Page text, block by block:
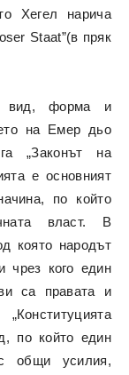
Хегел нарича
Staat”(в пряк
вид, форма и
на Емер дьо
„Законът на
е основният
по който
власт. В
която народът
чрез кого един
са правата и
по който един
общи усилия,